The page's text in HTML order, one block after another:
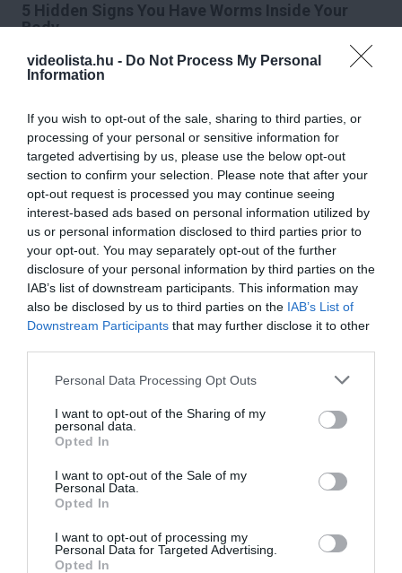
videolista.hu - Do Not Process My Personal
Information
If you wish to opt-out of the sale, sharing to third parties, or
processing of your personal or sensitive information for
targeted advertising by us, please use the below opt-out
section to confirm your selection. Please note that after your
opt-out request is processed you may continue seeing
interest-based ads based on personal information utilized by
us or personal information disclosed to third parties prior to
your opt-out. You may separately opt-out of the further
disclosure of your personal information by third parties on the
IAB’s list of downstream participants. This information may
also be disclosed by us to third parties on the IAB’s List of
Downstream Participants that may further disclose it to other
Please note that this website/app uses one or more Google
not limited to your visit or usage behaviour. You may click to
grant or deny consent to Google and its third-party tags to
use your data for below specified purposes in below Google
consent section.
Personal Data Processing Opt Outs
I want to opt-out of the Sharing of my
personal data.
Opted In
I want to opt-out of the Sale of my
Personal Data.
Opted In
I want to opt-out of processing my
Personal Data for Targeted Advertising.
Opted In
5 Hidden Signs You Have Worms Inside Your
Body
More
4 h 22 min
Fungus Dries Up And Falls Off After The First
6 h 11 min